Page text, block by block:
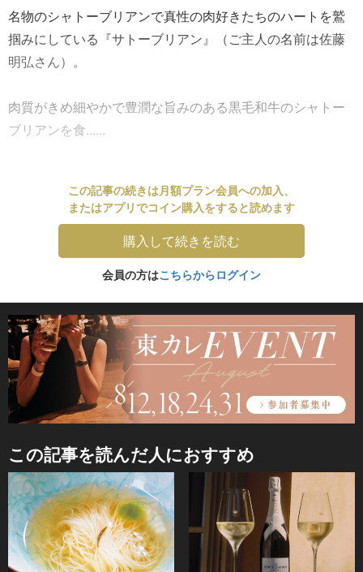
名物のシャトーブリアンで真性の肉好きたちのハートを鷲
掴みにしている『サトーブリアン』（ご主人の名前は佐藤
明弘さん）。
肉質がきめ細やかで豊潤な旨みのある黒毛和牛のシャトー
ブリアンを食......
この記事の続きは月額プラン会員への加入、
またはアプリでコイン購入をすると読めます
購入して続きを読む
会員の方はこちらからログイン
この記事を読んだ人におすすめ